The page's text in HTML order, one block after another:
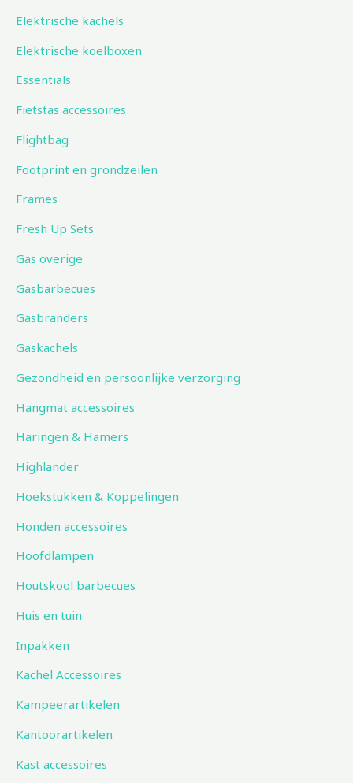
Elektrische kachels
Elektrische koelboxen
Essentials
Fietstas accessoires
Flightbag
Footprint en grondzeilen
Frames
Fresh Up Sets
Gas overige
Gasbarbecues
Gasbranders
Gaskachels
Gezondheid en persoonlijke verzorging
Hangmat accessoires
Haringen & Hamers
Highlander
Hoekstukken & Koppelingen
Honden accessoires
Hoofdlampen
Houtskool barbecues
Huis en tuin
Inpakken
Kachel Accessoires
Kampeerartikelen
Kantoorartikelen
Kast accessoires